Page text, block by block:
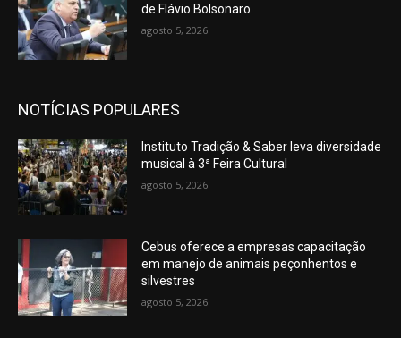
de Flávio Bolsonaro
agosto 5, 2026
NOTÍCIAS POPULARES
Instituto Tradição & Saber leva diversidade
musical à 3ª Feira Cultural
agosto 5, 2026
Cebus oferece a empresas capacitação
em manejo de animais peçonhentos e
silvestres
agosto 5, 2026